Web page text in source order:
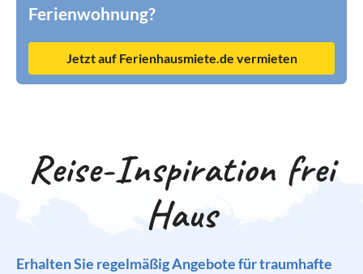
Ferienwohnung?
Jetzt auf Ferienhausmiete.de vermieten
Reise-Inspiration frei
Haus
Erhalten Sie regelmäßig Angebote für traumhafte